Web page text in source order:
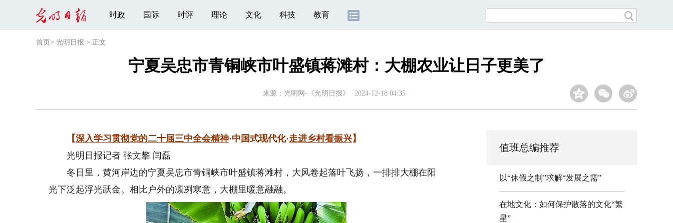
时政 国际 时评 理论 文化 科技 教育
首页 > 光明日报 > 正文
宁夏吴忠市青铜峡市叶盛镇蒋滩村：大棚农业让日子更美了
来源： 光明网-《光明日报》 2024-12-18 04:35
【深入学习贯彻党的二十届三中全会精神·中国式现代化·走进乡村看振兴】
光明日报记者 张文攀 闫磊
冬日里，黄河岸边的宁夏吴忠市青铜峡市叶盛镇蒋滩村，大风卷起落叶飞扬，一排排大棚在阳
光下泛起浮光跃金。相比户外的凛冽寒意，大棚里暖意融融。
值班总编推荐
以“休假之制”求解“发展之需”
在地文化：如何保护散落的文化“繁
星”